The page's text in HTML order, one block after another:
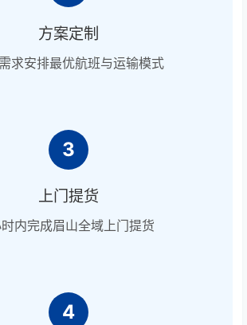
方案定制
求安排最优航班与运输模式
3
上门提货
时内完成眉山全域上门提货
4